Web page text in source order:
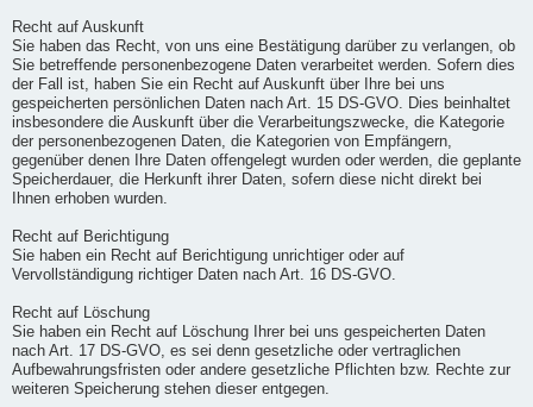
Recht auf Auskunft
Sie haben das Recht, von uns eine Bestätigung darüber zu verlangen, ob
Sie betreffende personenbezogene Daten verarbeitet werden. Sofern dies
der Fall ist, haben Sie ein Recht auf Auskunft über Ihre bei uns
gespeicherten persönlichen Daten nach Art. 15 DS-GVO. Dies beinhaltet
insbesondere die Auskunft über die Verarbeitungszwecke, die Kategorie
der personenbezogenen Daten, die Kategorien von Empfängern,
gegenüber denen Ihre Daten offengelegt wurden oder werden, die geplante
Speicherdauer, die Herkunft ihrer Daten, sofern diese nicht direkt bei
Ihnen erhoben wurden.
Recht auf Berichtigung
Sie haben ein Recht auf Berichtigung unrichtiger oder auf
Vervollständigung richtiger Daten nach Art. 16 DS-GVO.
Recht auf Löschung
Sie haben ein Recht auf Löschung Ihrer bei uns gespeicherten Daten
nach Art. 17 DS-GVO, es sei denn gesetzliche oder vertraglichen
Aufbewahrungsfristen oder andere gesetzliche Pflichten bzw. Rechte zur
weiteren Speicherung stehen dieser entgegen.